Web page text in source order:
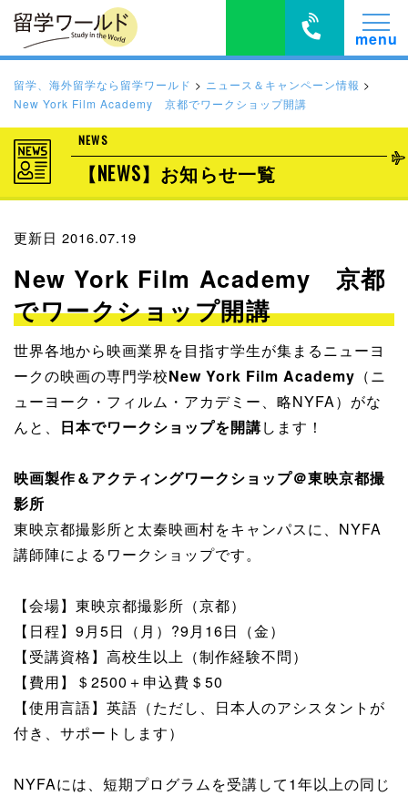
留学、海外留学なら留学ワールド > ニュース＆キャンペーン情報 >
New York Film Academy 京都でワークショップ開講
NEWS
【NEWS】お知らせ一覧
更新日 2016.07.19
New York Film Academy 京都
でワークショップ開講
世界各地から映画業界を目指す学生が集まるニューヨ
ークの映画の専門学校New York Film Academy （ニ
ューヨーク・フィルム・アカデミー、略NYFA）がな
んと、 日本でワークショップを開講します！
映画製作＆アクティングワークショップ＠東映京都撮
影所
東映京都撮影所と太秦映画村をキャンパスに、NYFA
講師陣によるワークショップです。
【会場】東映京都撮影所（京都）
【日程】9月5日（月）?9月16日（金）
【受講資格】高校生以上（制作経験不問）
【費用】＄2500＋申込費＄50
【使用言語】英語（ただし、日本人のアシスタントが
付き、サポートします）
NYFAには、短期プログラムを受講して1年以上の同じ